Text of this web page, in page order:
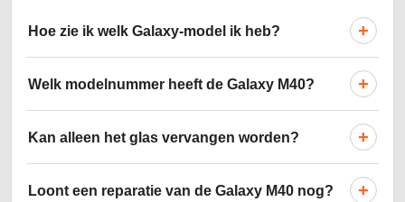
Hoe zie ik welk Galaxy-model ik heb? +
Welk modelnummer heeft de Galaxy M40? +
Kan alleen het glas vervangen worden? +
Loont een reparatie van de Galaxy M40 nog? +